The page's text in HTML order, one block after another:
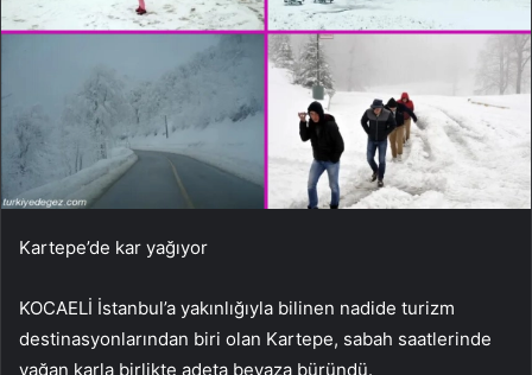
Kartepe’de kar yağıyor
KOCAELİ İstanbul’a yakınlığıyla bilinen nadide turizm
destinasyonlarından biri olan Kartepe, sabah saatlerinde
yağan karla birlikte adeta beyaza büründü.